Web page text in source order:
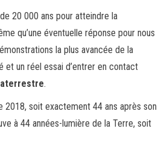
20 000 ans pour atteindre la
qu’une éventuelle réponse pour nous
la plus avancée de la
et un réel essai d’entrer en contact
.
2018, soit exactement 44 ans après son
à 44 années-lumière de la Terre, soit